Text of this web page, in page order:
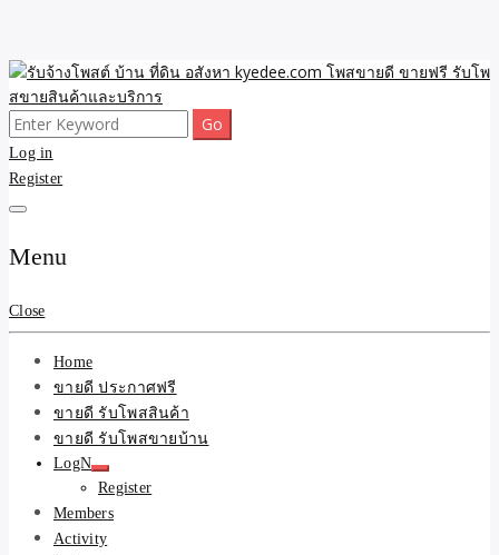
Skip
to
content
รับจ้างโพสต์ บ้าน ที่ดิน
อสังหา kyedee.com โพส
ขายดี ขายฟรี รับโพสขาย
สินค้าและบริการ
ขายดี โพสประกาศขายสินค้าฟรี บ้าน ที่ดิน อสังหา รับโพสต์ประกาศขาย
ของ รับรองผล ดีที่สุดถูกที่สุด ติดหน้าแรกกูเกืล
Search
for:
Log in
Register
Menu
Close
Home
ขายดี ประกาศฟรี
ขายดี รับโพสสินค้า
ขายดี รับโพสขายบ้าน
LogN
Register
Members
Activity